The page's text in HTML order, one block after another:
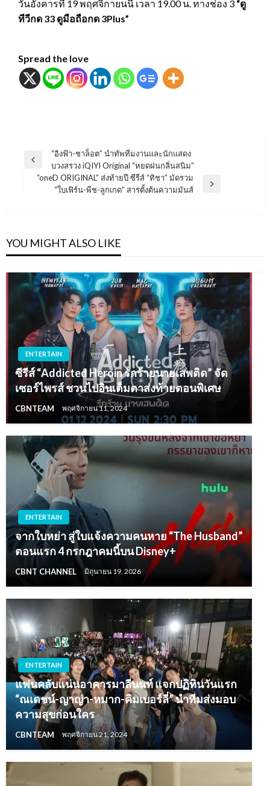
วันอังคารที่ 19 พฤศจิกายนนี้ เวลา 19.00 น. ทางช่อง 3 “ดู
ทีวีกด 33 ดูมือถือกด 3Plus”
Spread the love
แนะแนว
เรื่อง
Previous
Post
“อิงฟ้า-ชาล็อต” นำทัพทีมงานและนักแสดง
บวงสรวง iQIYI Original “หยดฝนกลิ่นสนิม”
“oneD ORIGINAL” ส่งท้ายปี ซีรีส์ “ทิชา” มัดรวม
“ใบเฟิร์น-พีช-ลูกเกด” สารตั้งต้นความมันส์
YOU MIGHT ALSO LIKE
ENTERTAIN
ซีรีส์ “Addicted Heroin รักร้ายนายเสพติด” จัด
เซอร์ไพรส์ ชวนไปอินเต็มตาส่งท้ายตอนพิเศษ
CBNTEAM พฤศจิกายน 11, 2024
ENTERTAIN
จากใบหย่า สู่ใบแจ้งความคนหาย “The Husband”
ตอนแรก 4 กรกฎาคมนี้บน Disney+
CBNT CHANNEL มิถุนายน 19, 2026
ENTERTAIN
แฟนคลับแน่นอาคารมาลีนนท์ แจกปฏิทินวันแรก
“ณเดชน์-ญาญ่า-หมาก-คิมเบอร์ลี่” นำทีมส่งมอบ
ความสุขก่อนใคร
CBNTEAM พฤศจิกายน 21, 2024